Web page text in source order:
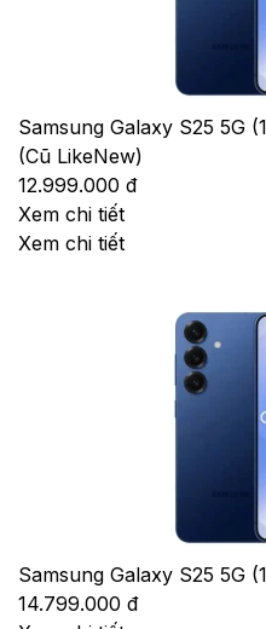
Samsung Galaxy S25 5G
(Cũ LikeNew)
12.999.000 đ
Xem chi tiết
Xem chi tiết
Samsung Galaxy S25 5G
14.799.000 đ